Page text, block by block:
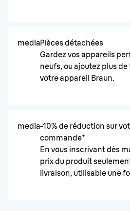
mediaPièces détachées
Gardez vos appareils
neufs, ou ajoutez plus
votre appareil Braun.
media-10% de réduction sur
commande*
En vous inscrivant dès
prix du produit
livraison, utilisable une